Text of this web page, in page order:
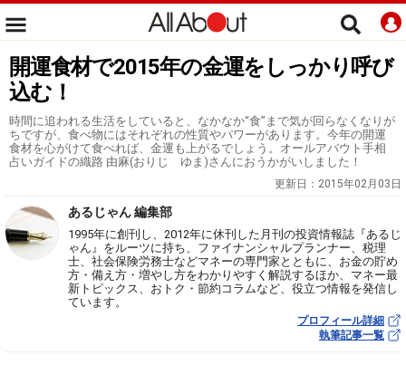
開運食材で2015年の金運をしっかり呼び
込む！
時間に追われる生活をしていると、なかなか“食”まで気が回らなくなりが
ちですが、食べ物にはそれぞれの性質やパワーがあります。今年の開運
食材を心がけて食べれば、金運も上がるでしょう。オールアバウト手相
占いガイドの織路 由麻(おりじ ゆま)さんにおうかがいしました！
更新日： 2015年02月03日
あるじゃん 編集部
1995年に創刊し、2012年に休刊した月刊の投資情報誌『あるじ
ゃん』をルーツに持ち、ファイナンシャルプランナー、税理
士、社会保険労務士などマネーの専門家とともに、お金の貯め
方・備え方・増やし方をわかりやすく解説するほか、マネー最
新トピックス、おトク・節約コラムなど、役立つ情報を発信し
ています。
プロフィール詳細
執筆記事一覧